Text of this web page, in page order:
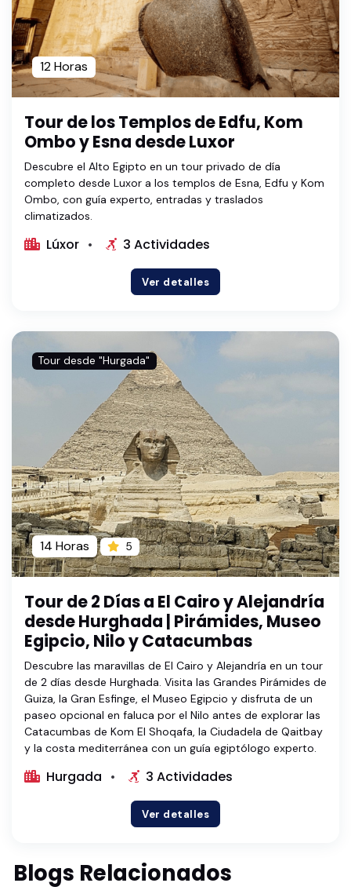
12 Horas
Tour de los Templos de Edfu, Kom
Ombo y Esna desde Luxor
Descubre el Alto Egipto en un tour privado de día
completo desde Luxor a los templos de Esna, Edfu y Kom
Ombo, con guía experto, entradas y traslados
climatizados.
Lúxor 3 Actividades
Ver detalles
Tour desde "Hurgada"
14 Horas 5
Tour de 2 Días a El Cairo y Alejandría
desde Hurghada | Pirámides, Museo
Egipcio, Nilo y Catacumbas
Descubre las maravillas de El Cairo y Alejandría en un tour
de 2 días desde Hurghada. Visita las Grandes Pirámides de
Guiza, la Gran Esfinge, el Museo Egipcio y disfruta de un
paseo opcional en faluca por el Nilo antes de explorar las
Catacumbas de Kom El Shoqafa, la Ciudadela de Qaitbay
y la costa mediterránea con un guía egiptólogo experto.
Hurgada 3 Actividades
Ver detalles
Blogs Relacionados